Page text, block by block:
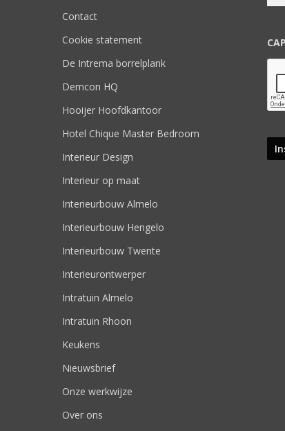
Contact
Cookie statement
De Intrema borrelplank
Demcon HQ
Hooijer Hoofdkantoor
Hotel Chique Master Bedroom
Interieur Design
Interieur op maat
Interieurbouw Almelo
Interieurbouw Hengelo
Interieurbouw Twente
Interieurontwerper
Intratuin Almelo
Intratuin Rhoon
Keukens
Nieuwsbrief
Onze werkwijze
Over ons